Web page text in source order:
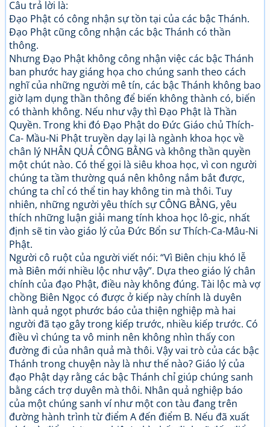
Câu trả lời là:
Đạo Phật có công nhận sự tồn tại của các bậc Thánh.
Đạo Phật cũng công nhận các bậc Thánh có thần
thông.
Nhưng Đạo Phật không công nhận việc các bậc Thánh
ban phước hay giáng họa cho chúng sanh theo cách
nghĩ của những người mê tín, các bậc Thánh không bao
giờ lạm dụng thần thông để biến không thành có, biến
có thành không. Nếu như vậy thì Đạo Phật là Thần
Quyền. Trong khi đó Đạo Phật do Đức Giáo chủ Thích-
Ca- Mầu-Ni Phật truyền dạy lại là ngành khoa học về
chân lý NHÂN QUẢ CÔNG BẰNG và không thần quyền
một chút nào. Có thể gọi là siêu khoa học, vì con người
chúng ta tầm thường quá nên không nắm bắt được,
chúng ta chỉ có thể tin hay không tin mà thôi. Tuy
nhiên, những người yêu thích sự CÔNG BẰNG, yêu
thích những luận giải mang tính khoa học lô-gic, nhất
định sẽ tin vào giáo lý của Đức Bổn sư Thích-Ca-Mâu-Ni
Phật.
Người cô ruột của người viết nói: “Vì Biên chịu khó lễ
mà Biên mới nhiều lộc như vậy”. Dựa theo giáo lý chân
chính của đạo Phật, điều này không đúng. Tài lộc mà vợ
chồng Biên Ngọc có được ở kiếp này chính là duyên
lành quả ngọt phước báo của thiện nghiệp mà hai
người đã tạo gây trong kiếp trước, nhiều kiếp trước. Có
điều vì chúng ta vô minh nên không nhìn thấy con
đường đi của nhân quả mà thôi. Vậy vai trò của các bậc
Thánh trong chuyện này là như thế nào? Giáo lý của
đạo Phật dạy rằng các bậc Thánh chỉ giúp chúng sanh
bằng cách trợ duyên mà thôi. Nhân quả nghiệp báo
của một chúng sanh ví như một con tàu đang trên
đường hành trình từ điểm A đến điểm B. Nếu đã xuất